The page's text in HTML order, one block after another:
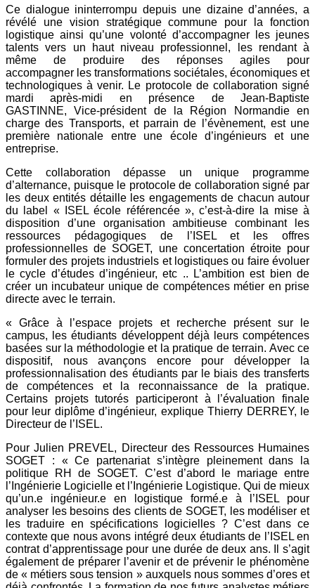
Ce dialogue ininterrompu depuis une dizaine d’années, a
révélé une vision stratégique commune pour la fonction
logistique ainsi qu’une volonté d’accompagner les jeunes
talents vers un haut niveau professionnel, les rendant à
même de produire des réponses agiles pour
accompagner les transformations sociétales, économiques et
technologiques à venir. Le protocole de collaboration signé
mardi après-midi en présence de Jean-Baptiste
GASTINNE,Vice-président de la Région Normandie en
charge des Transports, et parrain de l’évènement, est une
première nationale entre une école d’ingénieurs et une
entreprise.
Cette collaboration dépasse un unique programme
d’alternance, puisque le protocole de collaboration signé par
les deux entités détaille les engagements de chacun autour
du label « ISEL école référencée », c’est-à-dire la mise à
disposition d’une organisation ambitieuse combinant les
ressources pédagogiques de l’ISEL et les offres
professionnelles de SOGET, une concertation étroite pour
formuler des projets industriels et logistiques ou faire évoluer
le cycle d’études d’ingénieur,etc .. L’ambition est bien de
créer un incubateur unique de compétences métier en prise
directe avec le terrain.
« Grâce à l’espace projets et recherche présent sur le
campus, les étudiants développent déjà leurs compétences
basées sur la méthodologie et la pratique de terrain. Avec ce
dispositif, nous avançons encore pour développer la
professionnalisation des étudiants par le biais des transferts
de compétences et la reconnaissance de la pratique.
Certains projets tutorés participeront à l’évaluation finale
pour leur diplôme d’ingénieur, explique Thierry DERREY, le
Directeur de l’ISEL.
Pour Julien PREVEL, Directeur des Ressources Humaines
SOGET : « Ce partenariat s’intègre pleinement dans la
politique
RH de SOGET. C’est d’abord le mariage entre
l’Ingénierie Logicielle et l’Ingénierie Logistique. Qui de mieux
qu’un.e ingénieur.e en logistique formé.e à l’ISEL pour
analyser les besoins des clients de SOGET, les modéliser et
les traduire en spécifications logicielles ? C’est dans ce
contexte que nous avons intégré deux étudiants de l’ISEL en
contrat d’apprentissage pour une durée de deux ans. Il s’agit
également de préparer l’avenir et de prévenir le phénomène
de « métierssous tension » auxquels nous sommes d’ores et